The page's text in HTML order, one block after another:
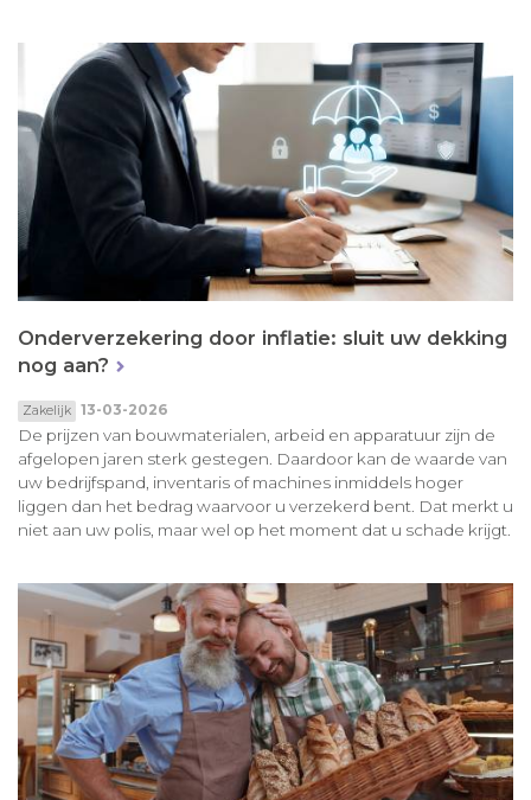
Onderverzekering door inflatie: sluit uw dekking
nog aan?
Zakelijk 13-03-2026
De prijzen van bouwmaterialen, arbeid en apparatuur zijn de
afgelopen jaren sterk gestegen. Daardoor kan de waarde van
uw bedrijfspand, inventaris of machines inmiddels hoger
liggen dan het bedrag waarvoor u verzekerd bent. Dat merkt u
niet aan uw polis, maar wel op het moment dat u schade krijgt.